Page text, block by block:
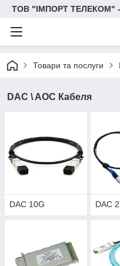
ТОВ "IМПОРТ ТЕЛЕКОМ"
Товари та послуги
DAC \ AOC Кабеля
DAC 10G DAC